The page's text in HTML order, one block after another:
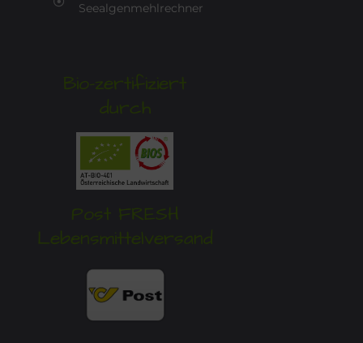
Seealgenmehlrechner
Bio-zertifiziert
durch
Post FRESH
Lebensmittelversand